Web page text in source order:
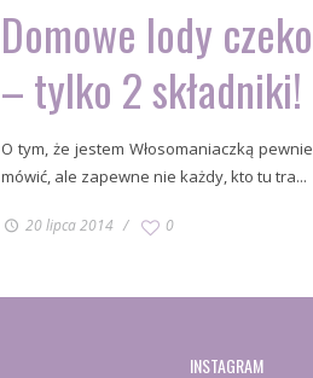
Domowe lody
– tylko 2 składniki!
O tym, że jestem Włosomaniaczką
mówić, ale zapewne nie każdy, kto tu tra...
20 lipca 2014 0
INSTAGRAM